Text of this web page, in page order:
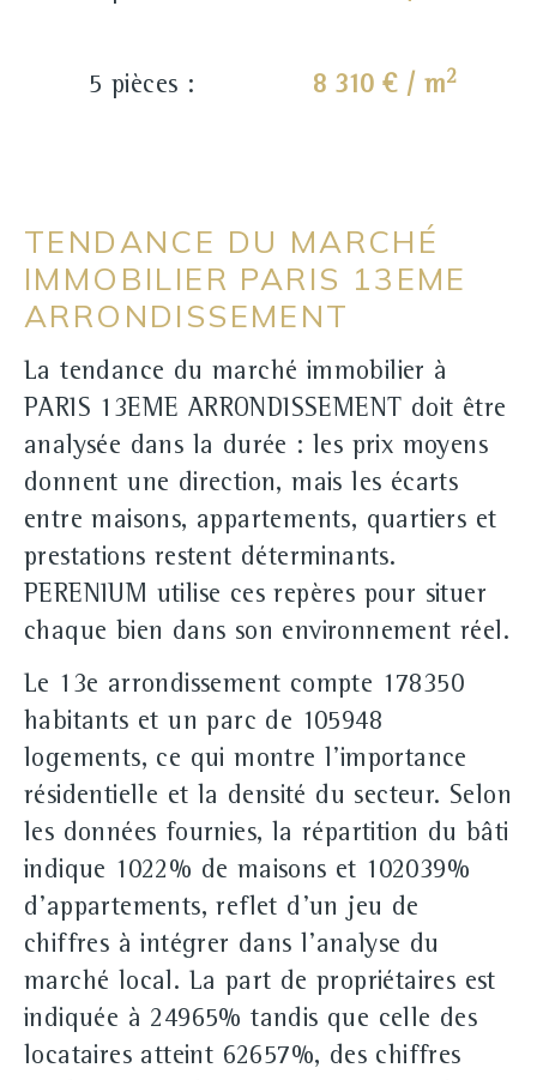
5 pièces : 8 310 € / m2
TENDANCE DU MARCHÉ
IMMOBILIER PARIS 13EME
ARRONDISSEMENT
La tendance du marché immobilier à
PARIS 13EME ARRONDISSEMENT doit être
analysée dans la durée : les prix moyens
donnent une direction, mais les écarts
entre maisons, appartements, quartiers et
prestations restent déterminants.
PERENIUM utilise ces repères pour situer
chaque bien dans son environnement réel.
Le 13e arrondissement compte 178350
habitants et un parc de 105948
logements, ce qui montre l'importance
résidentielle et la densité du secteur. Selon
les données fournies, la répartition du bâti
indique 1022% de maisons et 102039%
d'appartements, reflet d'un jeu de
chiffres à intégrer dans l'analyse du
marché local. La part de propriétaires est
indiquée à 24965% tandis que celle des
locataires atteint 62657%, des chiffres